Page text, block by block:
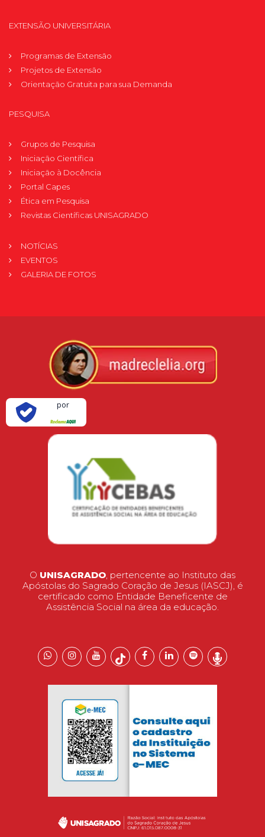
EXTENSÃO UNIVERSITÁRIA
Programas de Extensão
Projetos de Extensão
Orientação Gratuita para sua Demanda
PESQUISA
Grupos de Pesquisa
Iniciação Científica
Iniciação à Docência
Portal Capes
Ética em Pesquisa
Revistas Científicas UNISAGRADO
NOTÍCIAS
EVENTOS
GALERIA DE FOTOS
por
O UNISAGRADO, pertencente ao Instituto das
Apóstolas do Sagrado Coração de Jesus (IASCJ), é
certificado como Entidade Beneficente de
Assistência Social na área da educação.